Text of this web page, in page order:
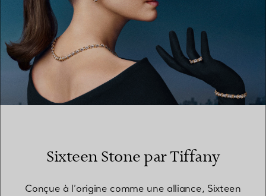
Sixteen Stone par Tiffany
Conçue à l’origine comme une alliance, Sixteen